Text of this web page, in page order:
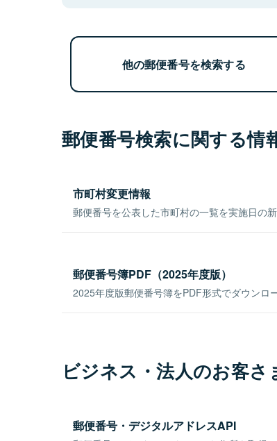
他の郵便番号を検索する
郵便番号検索に関する情
市町村変更情報
郵便番号を公表した市町村の一覧を実施日の
郵便番号簿PDF（2025年度版）
2025年度版郵便番号簿をPDF形式でダウンロ
ビジネス・法人のお客さ
郵便番号・デジタルアドレスAPI